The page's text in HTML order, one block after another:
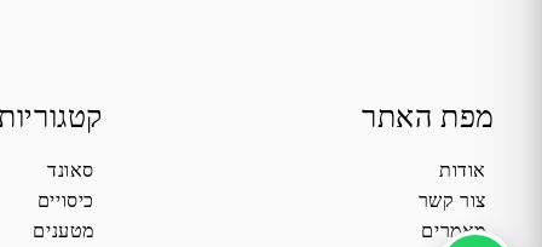
מפת האתר
אודות
צור קשר
מאמרים
סאונד
כיסויים
מטענים